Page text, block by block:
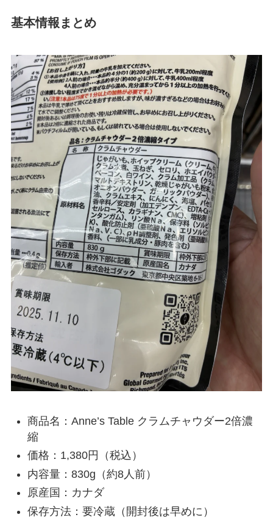
基本情報まとめ
商品名：Anne’s Table クラムチャウダー2倍濃
縮
価格：1,380円（税込）
内容量：830g（約8人前）
原産国：カナダ
保存方法：要冷蔵（開封後は早めに）